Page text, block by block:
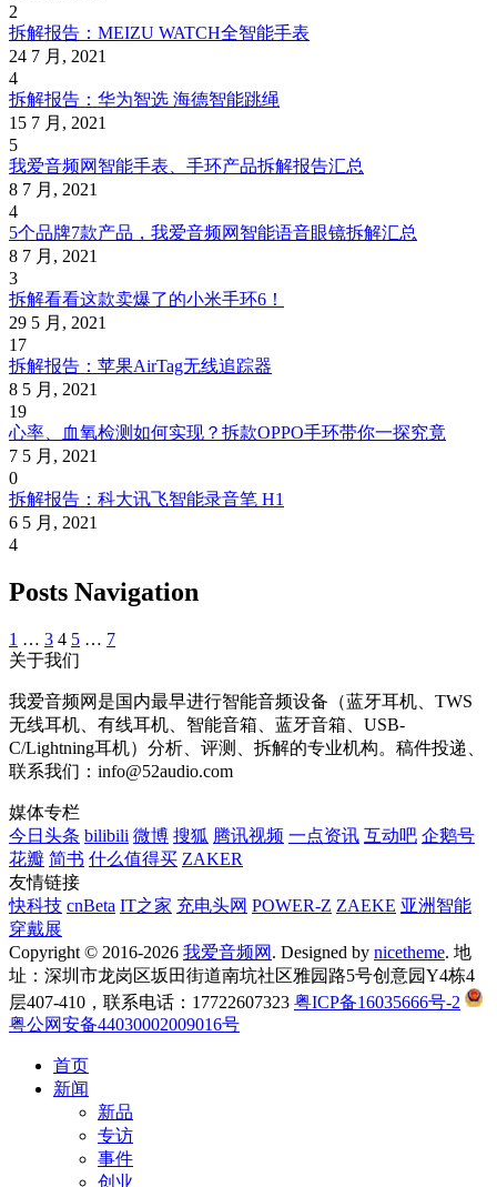
2
拆解报告：MEIZU WATCH全智能手表
24 7 月, 2021
4
拆解报告：华为智选 海德智能跳绳
15 7 月, 2021
5
我爱音频网智能手表、手环产品拆解报告汇总
8 7 月, 2021
4
5个品牌7款产品，我爱音频网智能语音眼镜拆解汇总
8 7 月, 2021
3
拆解看看这款卖爆了的小米手环6！
29 5 月, 2021
17
拆解报告：苹果AirTag无线追踪器
8 5 月, 2021
19
心率、血氧检测如何实现？拆款OPPO手环带你一探究竟
7 5 月, 2021
0
拆解报告：科大讯飞智能录音笔 H1
6 5 月, 2021
4
Posts Navigation
1 … 3 4 5 … 7
关于我们
我爱音频网是国内最早进行智能音频设备（蓝牙耳机、TWS
无线耳机、有线耳机、智能音箱、蓝牙音箱、USB-
C/Lightning耳机）分析、评测、拆解的专业机构。稿件投递、
联系我们：info@52audio.com
媒体专栏
今日头条 bilibili 微博 搜狐 腾讯视频 一点资讯 互动吧 企鹅号
花瓣 简书 什么值得买 ZAKER
友情链接
快科技 cnBeta IT之家 充电头网 POWER-Z ZAEKE 亚洲智能
穿戴展
Copyright © 2016-2026 我爱音频网 . Designed by nicetheme. 地
址：深圳市龙岗区坂田街道南坑社区雅园路5号创意园Y4栋4
层407-410，联系电话：17722607323 粤ICP备16035666号-2
粤公网安备44030002009016号
首页
新闻
新品
专访
事件
创业